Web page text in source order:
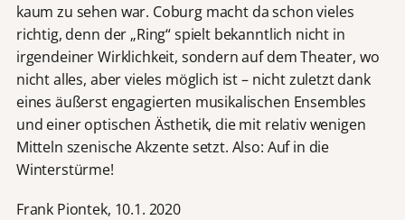
kaum zu sehen war. Coburg macht da schon vieles
richtig, denn der „Ring“ spielt bekanntlich nicht in
irgendeiner Wirklichkeit, sondern auf dem Theater, wo
nicht alles, aber vieles möglich ist – nicht zuletzt dank
eines äußerst engagierten musikalischen Ensembles
und einer optischen Ästhetik, die mit relativ wenigen
Mitteln szenische Akzente setzt. Also: Auf in die
Winterstürme!
Frank Piontek, 10.1. 2020